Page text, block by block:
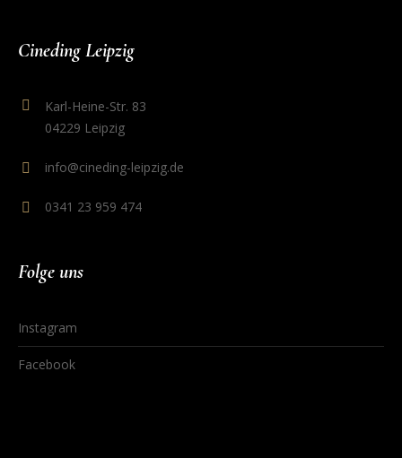
Cineding Leipzig
Karl-Heine-Str. 83
04229 Leipzig
info@cineding-leipzig.de
0341 23 959 474
Folge uns
Instagram
Facebook